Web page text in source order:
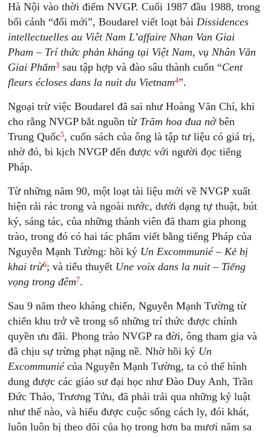
Hà Nội vào thời điểm NVGP. Cuối 1987 đầu 1988, trong
bối cảnh “đổi mới”, Boudarel viết loạt bàiDissidences
intellectuelles au Viêt Nam L’affaire Nhan Van Giai
Pham – Trí thức phản kháng tại Việt Nam, vụ Nhân Văn
Giai Phẩm3 sau tập hợp và đào sâu thành cuốn “Cent
fleurs écloses dans la nuit du Vietnam4”.
Ngoại trừ việc Boudarel đã sai như Hoàng Văn Chí, khi
cho rằng NVGP bắt nguồn từ Trăm hoa đua nởbên
Trung Quốc5, cuốn sách của ông là tập tư liệu có giá trị,
nhờ đó, bi kịch NVGP đến được với người đọc tiếng
Pháp.
Từ những năm 90, một loạt tài liệu mới về NVGP xuất
hiện rải rác trong và ngoài nước, dưới dạng tự thuật, bút
ký, sáng tác, của những thành viên đã tham gia phong
trào, trong đó có hai tác phẩm viết bằng tiếng Pháp của
Nguyễn Mạnh Tường: hồi ký Un Excommunié – Kẻ bị
khai trừ6; và tiểu thuyết Une voix dans la nuit – Tiếng
vọng trong đêm7.
Sau 9 năm theo kháng chiến, Nguyễn Mạnh Tường từ
chiến khu trở về trong số những trí thức được chính
quyền ưu đãi. Phong trào NVGP ra đời, ông tham gia và
đã chịu sự trừng phạt nặng nề. Nhờ hồi ký Un
Excommuniécủa Nguyễn Mạnh Tường, ta có thể hình
dung được các giáo sư đại học như Đào Duy Anh, Trần
Đức Thảo, Trương Tửu, đã phải trải qua những kỷ luật
như thế nào, và hiểu được cuộc sống cách ly, đói khát,
luôn luôn bị theo dõi của họ trong hơn ba mươi năm sa